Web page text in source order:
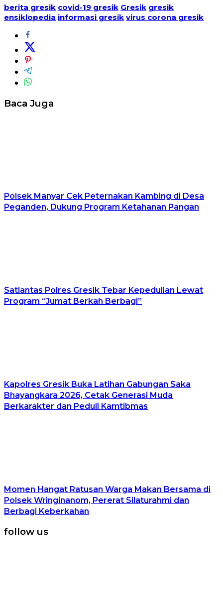
berita gresik covid-19 gresik Gresik gresik
ensiklopedia informasi gresik virus corona gresik
Baca Juga
Polsek Manyar Cek Peternakan Kambing di Desa
Peganden, Dukung Program Ketahanan Pangan
Satlantas Polres Gresik Tebar Kepedulian Lewat
Program “Jumat Berkah Berbagi”
Kapolres Gresik Buka Latihan Gabungan Saka
Bhayangkara 2026, Cetak Generasi Muda
Berkarakter dan Peduli Kamtibmas
Momen Hangat Ratusan Warga Makan Bersama di
Polsek Wringinanom, Pererat Silaturahmi dan
Berbagi Keberkahan
follow us